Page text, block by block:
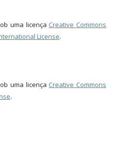
uma licença Creative Commons
License.
uma licença Creative Commons
.